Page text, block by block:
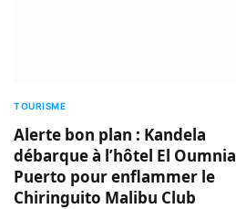
TOURISME
Alerte bon plan : Kandela
débarque à l’hôtel El Oumnia
Puerto pour enflammer le
Chiringuito Malibu Club